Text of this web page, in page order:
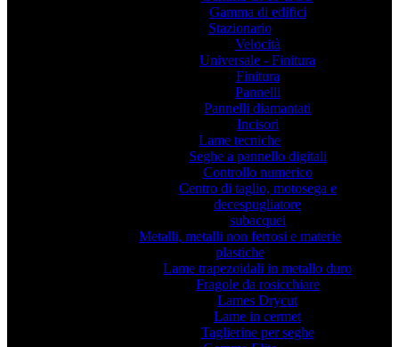
Gamma di edifici
Stazionario
Velocità
Universale - Finitura
Finitura
Pannelli
Pannelli diamantati
Incisori
Lame tecniche
Seghe a pannello digitali
Controllo numerico
Centro di taglio, motosega e
decespugliatore
subacquei
Metalli, metalli non ferrosi e materie
plastiche
Lame trapezoidali in metallo duro
Fragole da rosicchiare
Lames Drycut
Lame in cermet
Taglierine per seghe